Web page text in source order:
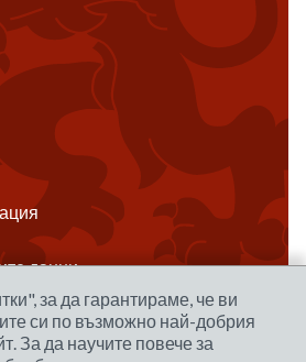
данни
за да гарантираме, че ви
си по възможно най-добрия
За да научите повече за